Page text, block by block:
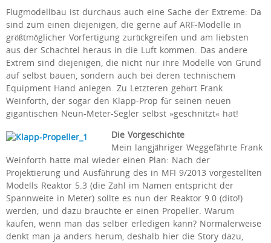
Flugmodellbau ist durchaus auch eine Sache der Extreme: Da
sind zum einen diejenigen, die gerne auf ARF-Modelle in
größtmöglicher Vorfertigung zurückgreifen und am liebsten
aus der Schachtel heraus in die Luft kommen. Das andere
Extrem sind diejenigen, die nicht nur ihre Modelle von Grund
auf selbst bauen, sondern auch bei deren technischem
Equipment Hand anlegen. Zu Letzteren gehört Frank
Weinforth, der sogar den Klapp-Prop für seinen neuen
gigantischen Neun-Meter-Segler selbst »geschnitzt« hat!
Die Vorgeschichte
Mein langjähriger Weggefährte Frank
Weinforth hatte mal wieder einen Plan: Nach der
Projektierung und Ausführung des in MFI 9/2013 vorgestellten
Modells Reaktor 5.3 (die Zahl im Namen entspricht der
Spannweite in Meter) sollte es nun der Reaktor 9.0 (dito!)
werden; und dazu brauchte er einen Propeller. Warum
kaufen, wenn man das selber erledigen kann? Normalerweise
denkt man ja anders herum, deshalb hier die Story dazu,